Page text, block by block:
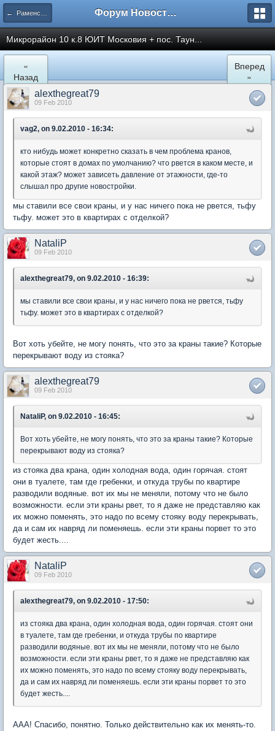
← Раменское Форум Новостройки
Микрорайон 10 к.8 ЮИТ Московия + пос. Таун...
«
Назад
Вперед
»
alexthegreat79
09 Feb 2010
vag2, on 9.02.2010 - 16:34:
кто нибудь может конкретно сказать в чем проблема кранов,
которые стоят в домах по умолчанию? что рвется в каком месте, и
какой этаж? может зависеть давление от этажности, где-то
слышал про другие новостройки.
мы ставили все свои краны, и у нас ничего пока не рвется, тьфу
тьфу. может это в квартирах с отделкой?
NataliP
09 Feb 2010
alexthegreat79, on 9.02.2010 - 16:39:
мы ставили все свои краны, и у нас ничего пока не рвется, тьфу
тьфу. может это в квартирах с отделкой?
Вот хоть убейте, не могу понять, что это за краны такие? Которые
перекрывают воду из стояка?
alexthegreat79
09 Feb 2010
NataliP, on 9.02.2010 - 16:45:
Вот хоть убейте, не могу понять, что это за краны такие? Которые
перекрывают воду из стояка?
из стояка два крана, один холодная вода, один горячая. стоят
они в туалете, там где гребенки, и откуда трубы по квартире
разводили водяные. вот их мы не меняли, потому что не было
возможности. если эти краны рвет, то я даже не представляю как
их можно поменять, это надо по всему стояку воду перекрывать,
да и сам их навряд ли поменяешь. если эти краны порвет то это
будет жесть....
NataliP
09 Feb 2010
alexthegreat79, on 9.02.2010 - 17:50:
из стояка два крана, один холодная вода, один горячая. стоят они
в туалете, там где гребенки, и откуда трубы по квартире
разводили водяные. вот их мы не меняли, потому что не было
возможности. если эти краны рвет, то я даже не представляю как
их можно поменять, это надо по всему стояку воду перекрывать,
да и сам их навряд ли поменяешь. если эти краны порвет то это
будет жесть....
ААА! Спасибо, понятно. Только действительно как их менять-то.